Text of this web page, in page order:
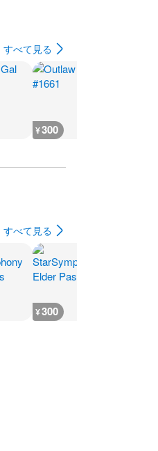
すべて見る
¥300
すべて見る
¥300